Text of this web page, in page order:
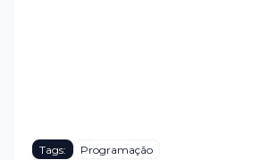
Tags: Programação